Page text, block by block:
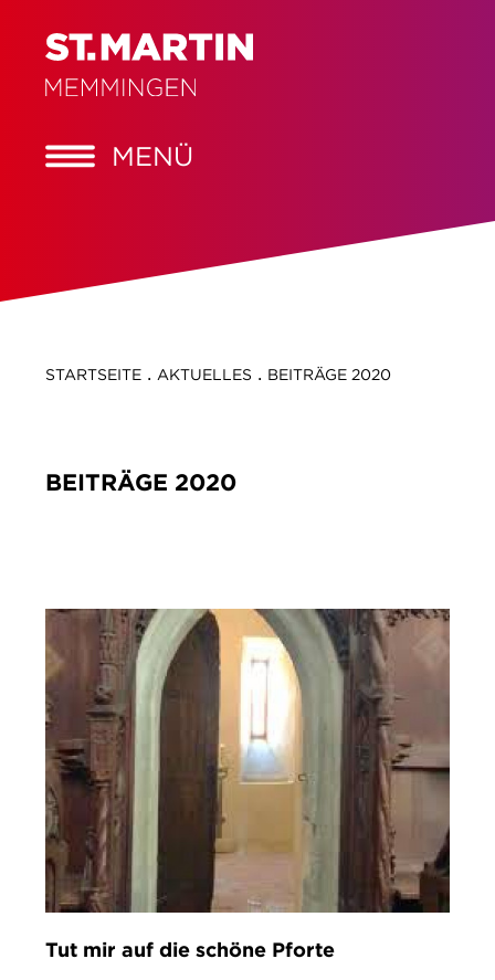
MENÜ
STARTSEITE. AKTUELLES . BEITRÄGE 2020
BEITRÄGE 2020
Tut mir auf die schöne Pforte